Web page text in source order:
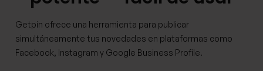
Getpin ofrece una herramienta para publicar
simultáneamente tus novedades en plataformas como
Facebook, Instagram y Google Business Profile.